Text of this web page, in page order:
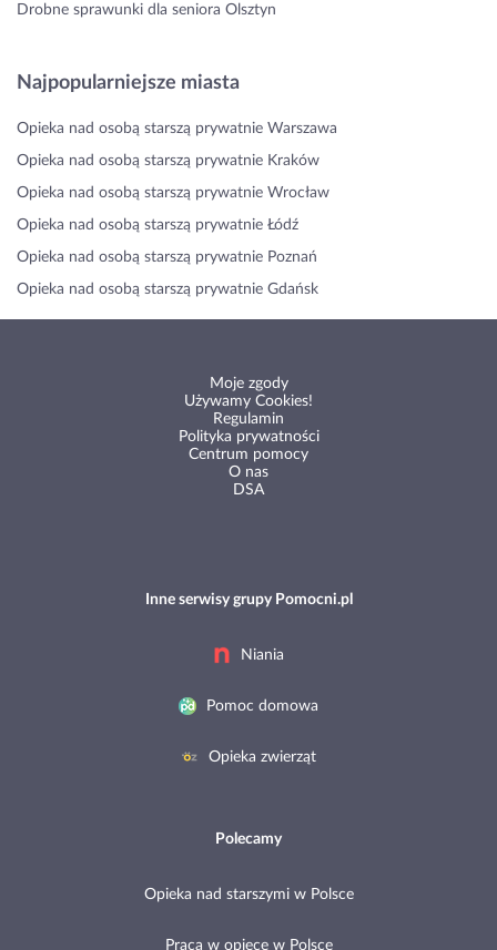
Drobne sprawunki dla seniora Olsztyn
Najpopularniejsze miasta
Opieka nad osobą starszą prywatnie Warszawa
Opieka nad osobą starszą prywatnie Kraków
Opieka nad osobą starszą prywatnie Wrocław
Opieka nad osobą starszą prywatnie Łódź
Opieka nad osobą starszą prywatnie Poznań
Opieka nad osobą starszą prywatnie Gdańsk
Moje zgody
Używamy Cookies!
Regulamin
Polityka prywatności
Centrum pomocy
O nas
DSA
Inne serwisy grupy Pomocni.pl
Niania
Pomoc domowa
Opieka zwierząt
Polecamy
Opieka nad starszymi w Polsce
Praca w opiece w Polsce